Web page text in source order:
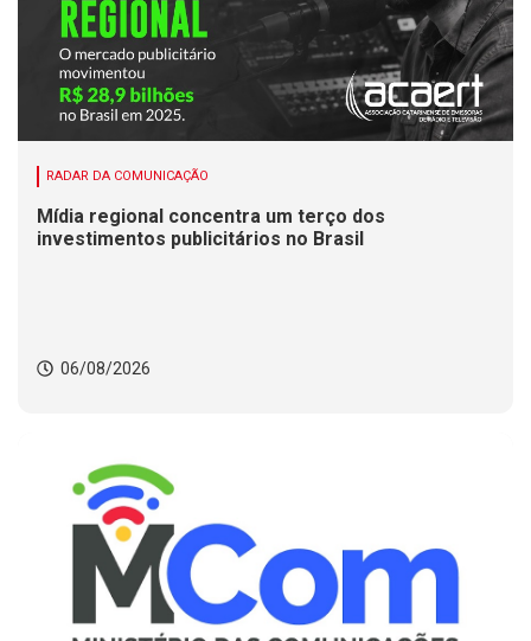
RADAR DA COMUNICAÇÃO
Mídia regional concentra um terço dos
investimentos publicitários no Brasil
06/08/2026